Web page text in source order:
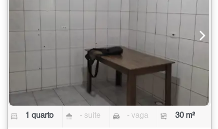
1 quarto - suíte - vaga 30 m²